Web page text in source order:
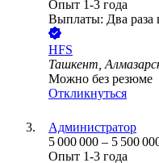
Опыт 1-3 года
Выплаты: Два раза
HFS
Ташкент,
Можно без резюме
Откликнуться
Администратор
5 000 000 – 5 500
Опыт 1-3 года